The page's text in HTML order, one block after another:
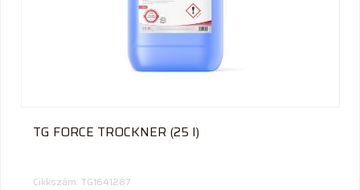
TG FORCE TROCKNER (25 l)
Cikkszám: TG1641287